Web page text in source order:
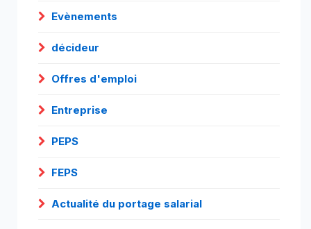
Evènements
décideur
Offres d'emploi
Entreprise
PEPS
FEPS
Actualité du portage salarial